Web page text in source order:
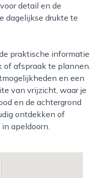
detail en de
dagelijkse drukte te
of afspraak te plannen.
en een
van vrijzicht, waar je
en de achtergrond
ontdekken of
apeldoorn.